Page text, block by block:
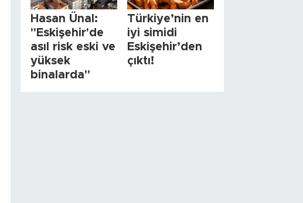
Hasan Ünal:
"Eskişehir'de
asıl risk eski ve
yüksek
binalarda"
Türkiye’nin en
iyi simidi
Eskişehir’den
çıktı!